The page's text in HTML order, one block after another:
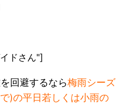
ドさん"]
回避するなら梅雨シーズ
)の平日若しくは小雨の